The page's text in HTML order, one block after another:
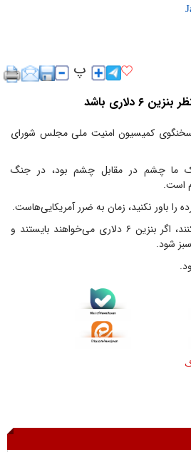
۶ دلاری باشد
سخنگوی کمیسیون امنیت ملی مجلس شورای
ما چشم در مقابل چشم بود، در جنگ
است.
باور نکنید، زمان به ضرر آمریکایی‌هاست.
اگر توافق می‌خواهند مذاکره کنند، اگر بنزین ۶ دلاری می‌خواهند بایستند و
شود.